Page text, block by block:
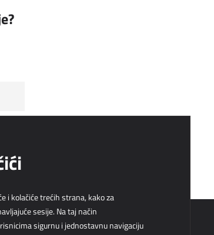
i kolačiće trećih strana, kako za
sesije. Na taj način
sigurnu i jednostavnu navigaciju